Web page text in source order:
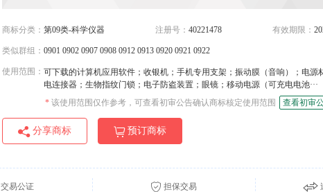
商标分类： 第09类-科学仪器 注册号： 40221478 有效期限：
类似群组： 0901 0902 0907 0908 0912 0913 0920 0921 0922
使用范围： 可下载的计算机应用软件；收银机；手机专用支架；振动膜（音响）；电源
电连接器；生物指纹门锁；电子防盗装置；眼镜；移动电源（可充电电池···
* 该使用范围仅作参考，可查看初审公告确认商标核定使用范围 查看初审
分享商标 预订商标
交易公证 担保交易